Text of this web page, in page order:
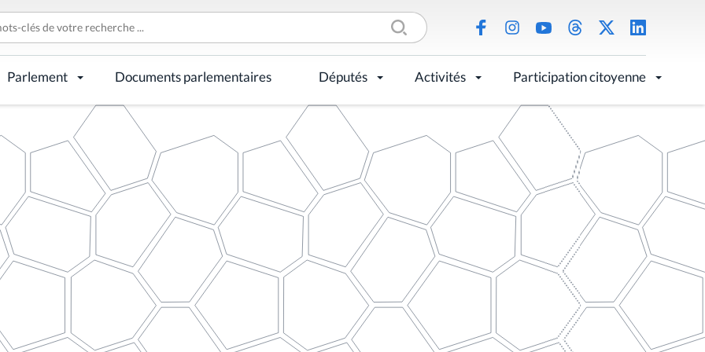
Parlement Documents parlementaires Députés Activités Participation citoyenne